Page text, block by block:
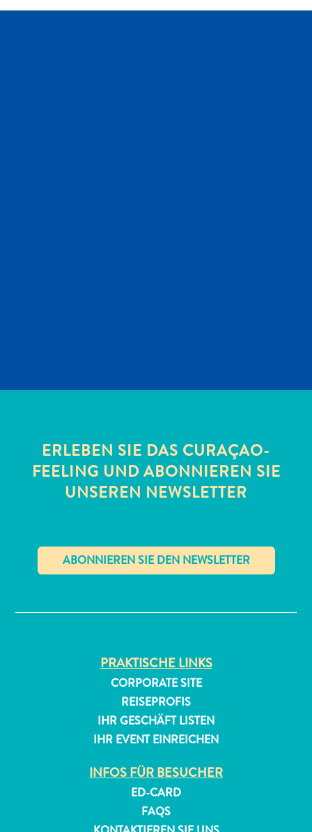
Heiraten
Tagungen
Unterwegs
ERLEBEN SIE DAS CURAÇAO-
FEELING UND ABONNIEREN SIE
UNSEREN NEWSLETTER
PRAKTISCHE LINKS
CORPORATE SITE
REISEPROFIS
IHR GESCHÄFT LISTEN
IHR EVENT EINREICHEN
INFOS FÜR BESUCHER
ED-CARD
FAQS